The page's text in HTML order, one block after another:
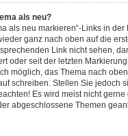
als neu?
als neu markieren“-Links in
ganz nach oben auf die
Link nicht sehen,
oder seit der letzten
möglich, das Thema nach
schreiben. Stellen Sie jedoch
Es wird meist nicht
abgeschlossene Themen